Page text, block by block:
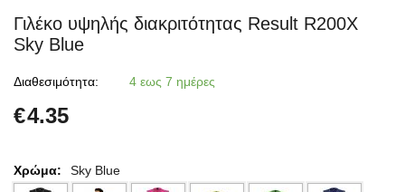
Γιλέκο υψηλής διακριτότητας Result R200X
Sky Blue
Διαθεσιμότητα: 4 εως 7 ημέρες
€4.35
Χρώμα: Sky Blue